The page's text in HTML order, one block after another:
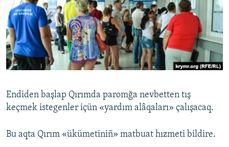
FİKİR
Русский
Українською
RFE/RS bütün saytları
Endiden başlap Qırımda paromğa nevbetten tış
keçmek istegenler içün «yardım alâqaları» çalışacaq.
Bu aqta Qırım «ükümetiniñ» matbuat hızmeti bildire.